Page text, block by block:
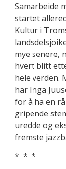
Samarbeide
startet
Kultur i
mye senere,
hvert blitt
hele verden.
har Inga
for å ha en
gripende
uredde og
fremste
* * *